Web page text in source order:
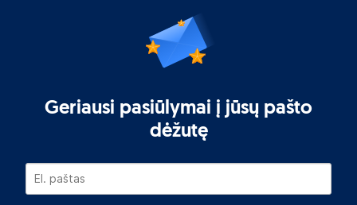
Geriausi pasiūlymai į jūsų pašto
dėžutę